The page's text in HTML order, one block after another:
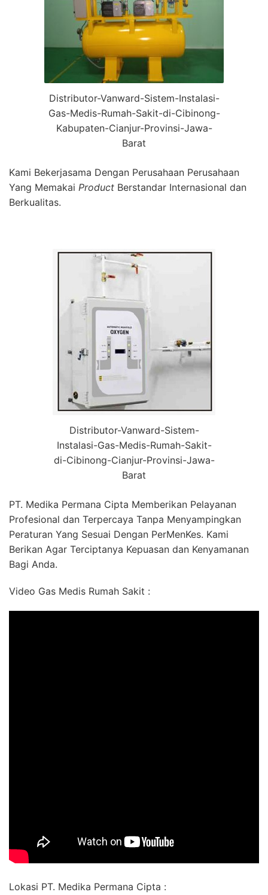
Distributor-Vanward-Sistem-Instalasi-
Gas-Medis-Rumah-Sakit-di-Cibinong-
Kabupaten-Cianjur-Provinsi-Jawa-
Barat
Kami Bekerjasama Dengan Perusahaan Perusahaan
Yang Memakai Product Berstandar Internasional dan
Berkualitas.
Distributor-Vanward-Sistem-
Instalasi-Gas-Medis-Rumah-Sakit-
di-Cibinong-Cianjur-Provinsi-Jawa-
Barat
PT. Medika Permana Cipta Memberikan Pelayanan
Profesional dan Terpercaya Tanpa Menyampingkan
Peraturan Yang Sesuai Dengan PerMenKes. Kami
Berikan Agar Terciptanya Kepuasan dan Kenyamanan
Bagi Anda.
Video Gas Medis Rumah Sakit :
Lokasi PT. Medika Permana Cipta :